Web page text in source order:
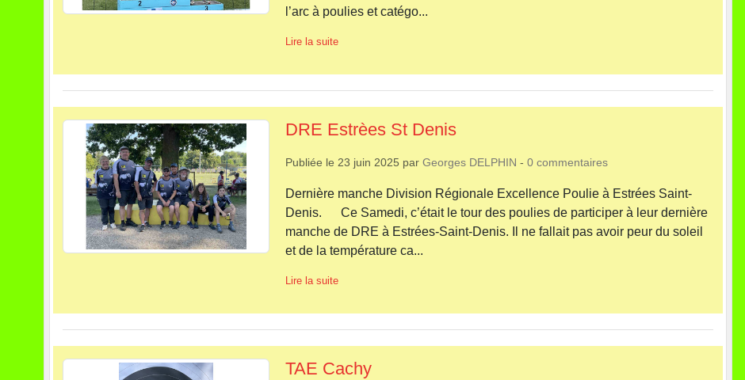
l’arc à poulies et catégo...
Lire la suite
DRE Estrèes St Denis
Publiée le 23 juin 2025 parGeorges DELPHIN -0 commentaires
Dernière manche Division Régionale Excellence Poulie à Estrées Saint-
Denis. Ce Samedi, c’était le tour des poulies de participer à leur dernière
manche de DRE à Estrées-Saint-Denis. Il ne fallait pas avoir peur du soleil
et de la température ca...
Lire la suite
TAE Cachy